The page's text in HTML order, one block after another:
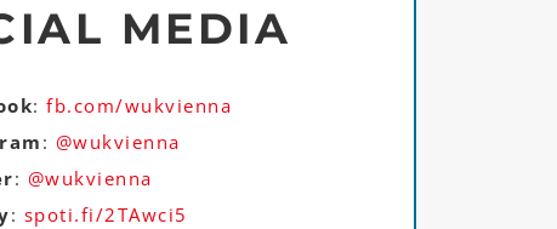
MEDIA
: fb.com/wukvienna
: @wukvienna
: @wukvienna
: spoti.fi/2TAwci5